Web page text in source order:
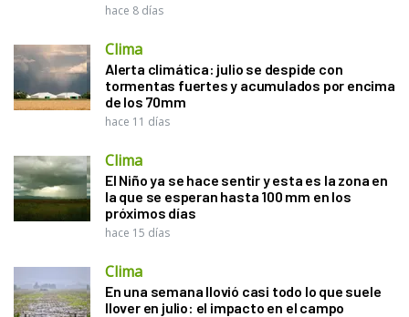
hace 8 días
Clima
Alerta climática: julio se despide con
tormentas fuertes y acumulados por encima
de los 70mm
hace 11 días
Clima
El Niño ya se hace sentir y esta es la zona en
la que se esperan hasta 100 mm en los
próximos días
hace 15 días
Clima
En una semana llovió casi todo lo que suele
llover en julio: el impacto en el campo